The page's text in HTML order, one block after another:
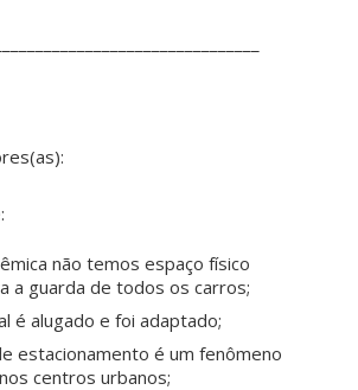
não temos espaço físico
a guarda de todos os carros;
é alugado e foi adaptado;
estacionamento é um fenômeno
centros urbanos;